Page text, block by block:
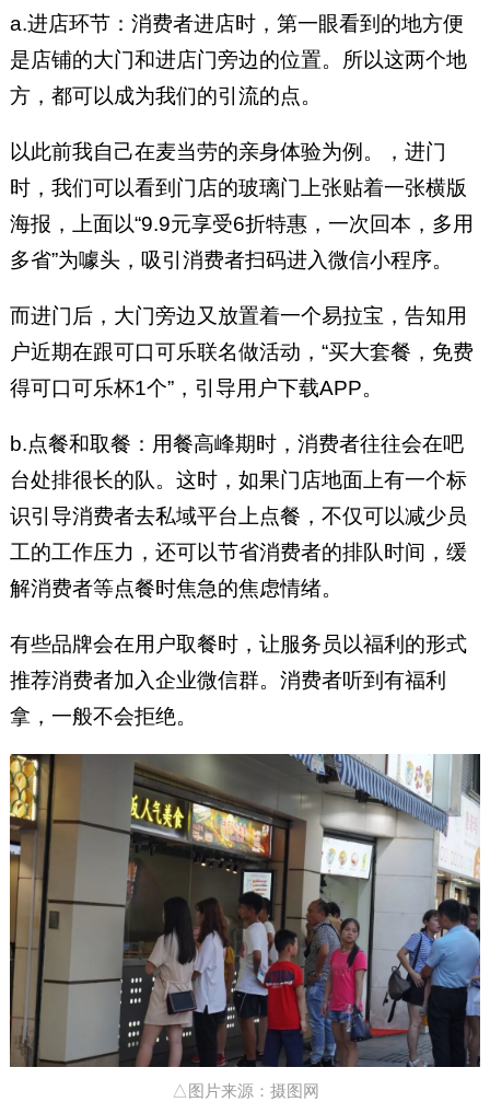
a.进店环节：消费者进店时，第一眼看到的地方便
是店铺的大门和进店门旁边的位置。所以这两个地
方，都可以成为我们的引流的点。
以此前我自己在麦当劳的亲身体验为例。，进门
时，我们可以看到门店的玻璃门上张贴着一张横版
海报，上面以“9.9元享受6折特惠，一次回本，多用
多省”为噱头，吸引消费者扫码进入微信小程序。
而进门后，大门旁边又放置着一个易拉宝，告知用
户近期在跟可口可乐联名做活动，“买大套餐，免费
得可口可乐杯1个”，引导用户下载APP。
b.点餐和取餐：用餐高峰期时，消费者往往会在吧
台处排很长的队。这时，如果门店地面上有一个标
识引导消费者去私域平台上点餐，不仅可以减少员
工的工作压力，还可以节省消费者的排队时间，缓
解消费者等点餐时焦急的焦虑情绪。
有些品牌会在用户取餐时，让服务员以福利的形式
推荐消费者加入企业微信群。消费者听到有福利
拿，一般不会拒绝。
△图片来源：摄图网